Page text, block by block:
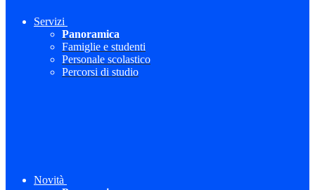
Servizi
Panoramica
Famiglie e studenti
Personale scolastico
Percorsi di studio
Novità